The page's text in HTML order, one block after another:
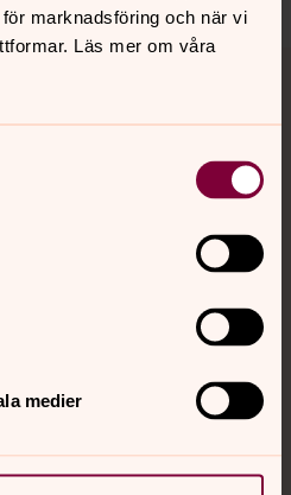
marknadsföring och när vi
Läs mer om våra
medier